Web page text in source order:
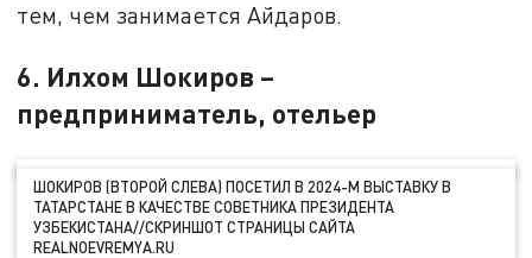
тем, чем занимается Айдаров.
6. Илхом Шокиров –
предприниматель, отельер
ШОКИРОВ (ВТОРОЙ СЛЕВА) ПОСЕТИЛ В 2024-М ВЫСТАВКУ В
ТАТАРСТАНЕ В КАЧЕСТВЕ СОВЕТНИКА ПРЕЗИДЕНТА
УЗБЕКИСТАНА//СКРИНШОТ СТРАНИЦЫ САЙТА
REALNOEVREMYA.RU